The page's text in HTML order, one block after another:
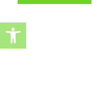
Ανοίξτε τη